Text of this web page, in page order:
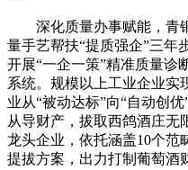
深化质量办事赋能，青
量手艺帮扶“提质强企”三年
开展“一企一策”精准质量诊
系统。规模以上工业企业实
业从“被动达标”向“自动创
从导财产，拔取西鸽酒庄无
龙头企业，依托涵盖10个范
提拔方案，出力打制葡萄酒